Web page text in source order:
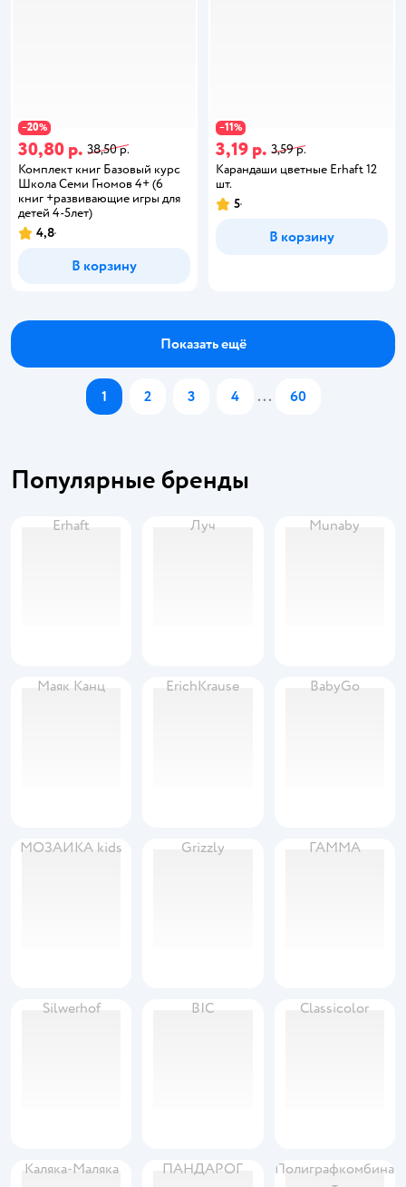
−20%
30,80 р. 38,50 р.
Комплект книг Базовый курс
Школа Семи Гномов 4+ (6
книг +развивающие игры для
детей 4-5лет)
4,8
В корзину
−11%
3,19 р. 3,59 р.
Карандаши цветные Erhaft 12
шт.
5
В корзину
Показать ещё
1 2 3 4 ... 60
Популярные бренды
Erhaft Луч Munaby
Маяк Канц ErichKrause BabyGo
МОЗАИКА kids Grizzly ГАММА
Silwerhof BIC Classicolor
Каляка-Маляка ПАНДАРОГ
Полиграфкомбина